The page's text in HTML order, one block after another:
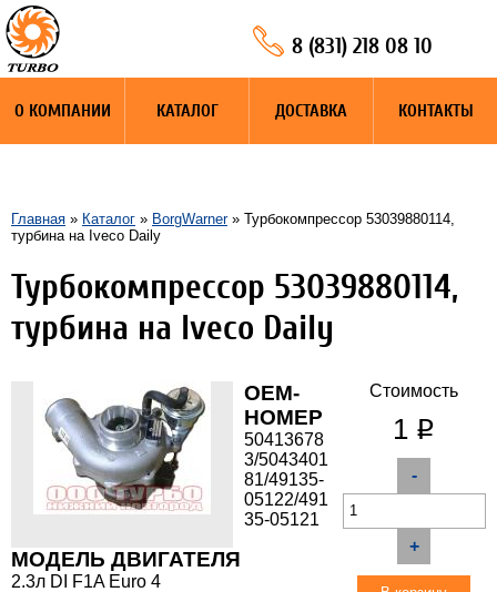
О КОМПАНИИ КАТАЛОГ ДОСТАВКА КОНТАКТЫ
8 (831) 218 08 10
Главная » Каталог » BorgWarner» Турбокомпрессор 53039880114,
турбина на Iveco Daily
Турбокомпрессор 53039880114,
турбина на Iveco Daily
Стоимость
1 q
-
+
OEM-
НОМЕР
50413678
3/5043401
81/49135-
05122/491
35-05121
МОДЕЛЬ ДВИГАТЕЛЯ
2.3л DI F1A Euro 4